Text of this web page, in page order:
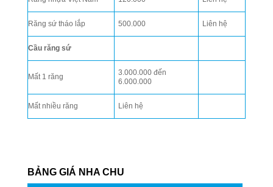
Răng sứ tháo lắp 500.000 Liên hệ
Cầu răng sứ
Mất 1 răng
3.000.000 đến
6.000.000
Mất nhiều răng Liên hệ
BẢNG GIÁ NHA CHU